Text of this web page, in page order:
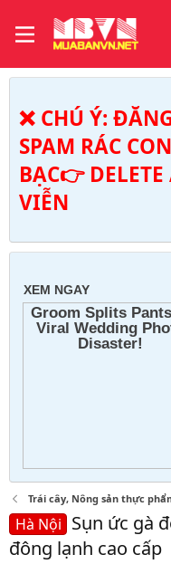
❌ CHÚ Ý:
SPAM RÁC
BẠC👉
VIỄN
Trái cây, Nông sản thực
Hà Nội Sụn ức gà
đông lạnh cao cấp